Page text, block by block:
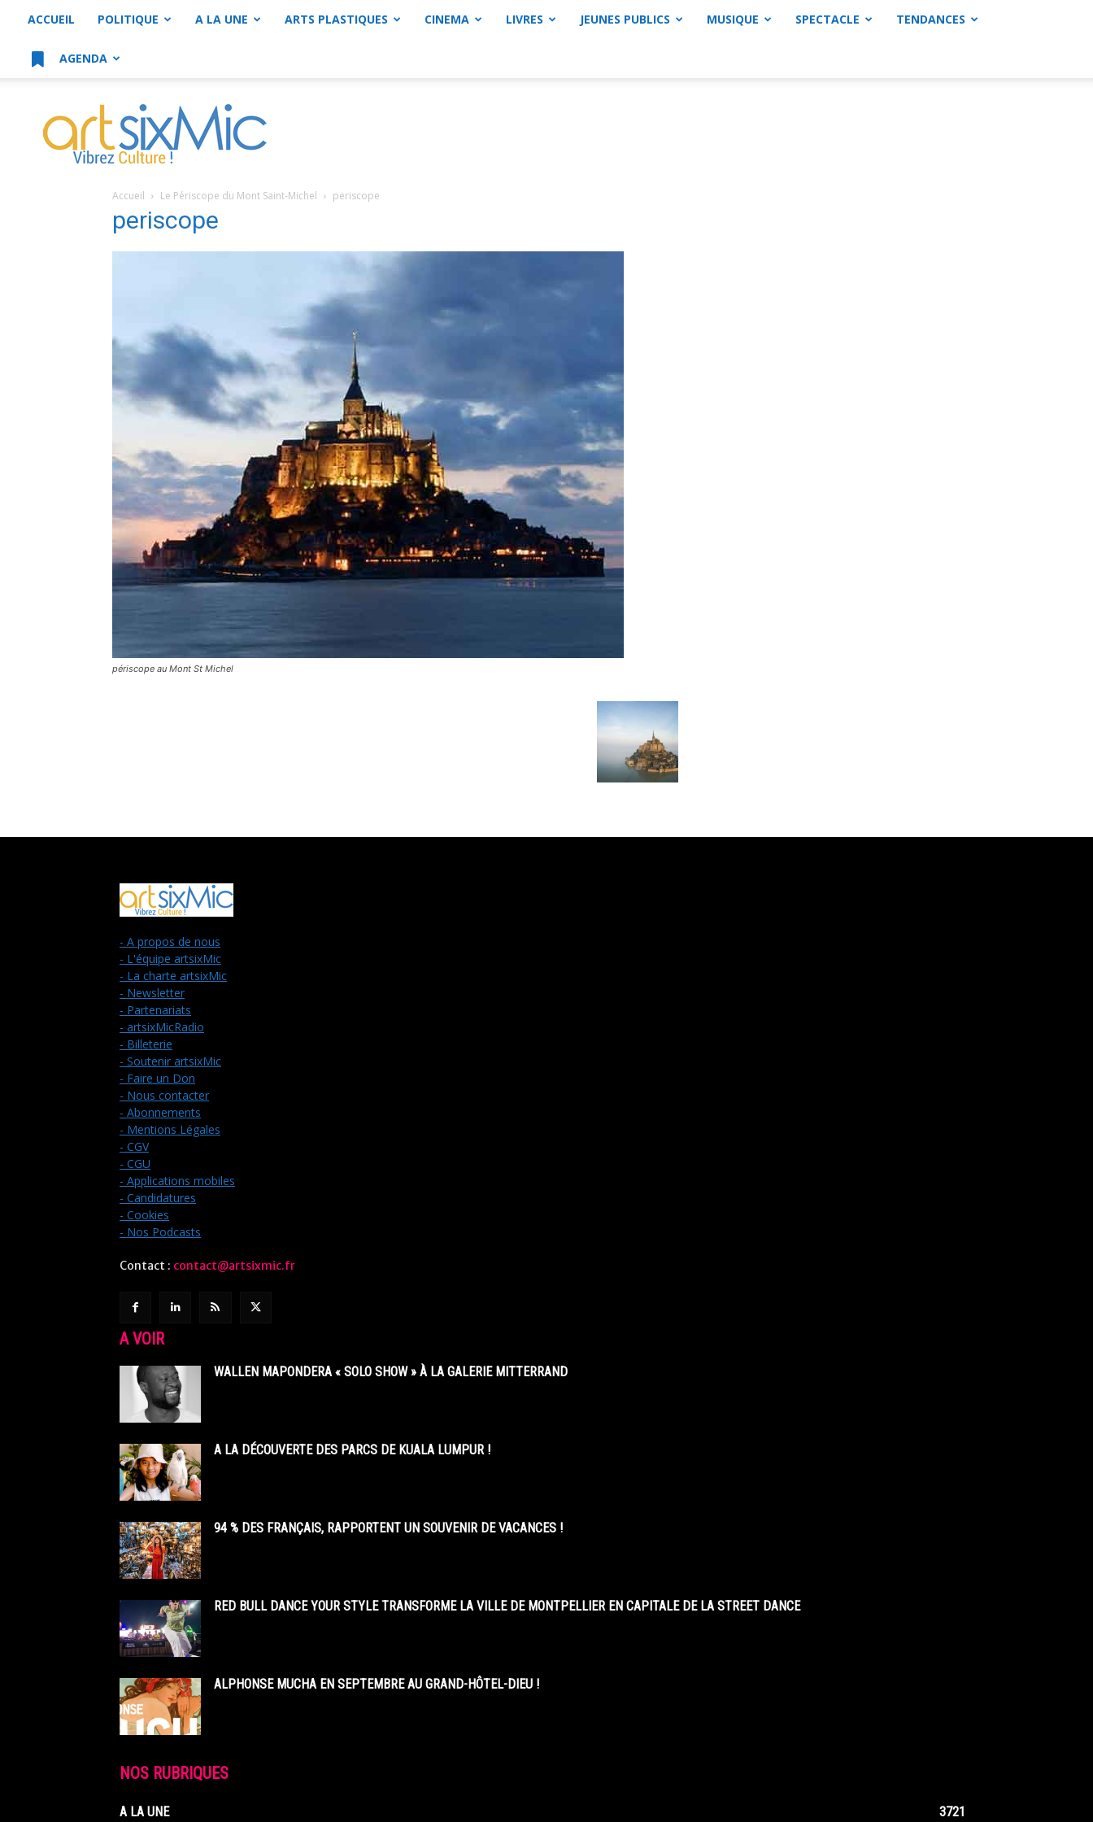
ACCUEIL POLITIQUE A LA UNE ARTS PLASTIQUES CINEMA LIVRES JEUNES PUBLICS MUSIQUE SPECTACLE TENDANCES
AGENDA
artsixMic
Accueil Le Périscope du Mont Saint-Michel periscope
periscope
périscope au Mont St Michel
- A propos de nous
- L'équipe artsixMic
- La charte artsixMic
- Newsletter
- Partenariats
- artsixMicRadio
- Billeterie
- Soutenir artsixMic
- Faire un Don
- Nous contacter
- Abonnements
- Mentions Légales
- CGV
- CGU
- Applications mobiles
- Candidatures
- Cookies
- Nos Podcasts
Contact : contact@artsixmic.fr
A VOIR
WALLEN MAPONDERA « SOLO SHOW » À LA GALERIE MITTERRAND
A LA DÉCOUVERTE DES PARCS DE KUALA LUMPUR !
94 % DES FRANÇAIS, RAPPORTENT UN SOUVENIR DE VACANCES !
RED BULL DANCE YOUR STYLE TRANSFORME LA VILLE DE MONTPELLIER EN CAPITALE DE LA STREET DANCE
ALPHONSE MUCHA EN SEPTEMBRE AU GRAND-HÔTEL-DIEU !
NOS RUBRIQUES
A LA UNE 3721